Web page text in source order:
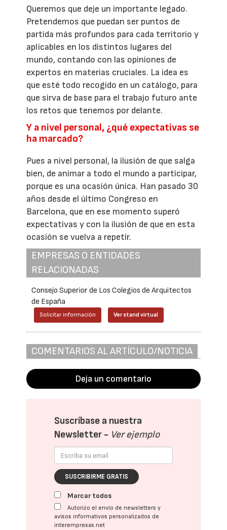
Queremos que deje un importante legado.
Pretendemos que puedan ser puntos de
partida más profundos para cada territorio y
aplicables en los distintos lugares del
mundo, contando con las opiniones de
expertos en materias cruciales. La idea es
que esté todo recogido en un catálogo, para
que sirva de base para el trabajo futuro ante
los retos que tenemos por delante.
Y a nivel personal, ¿qué expectativas se
ha marcado?
Pues a nivel personal, la ilusión de que salga
bien, de animar a todo el mundo a participar,
porque es una ocasión única. Han pasado 30
años desde el último Congreso en
Barcelona, que en ese momento superó
expectativas y con la ilusión de que en esta
ocasión se vuelva a repetir.
EMPRESAS O ENTIDADES
RELACIONADAS
Consejo Superior de Los Colegios de Arquitectos
de España
Solicitar información Ver stand virtual
COMENTARIOS AL ARTÍCULO/NOTICIA
Deja un comentario
Suscríbase a nuestra
Newsletter - Ver ejemplo
SUSCRIBIRME GRATIS
Marcar todos
Autorizo el envío de newsletters y
avisos informativos personalizados de
interempresas.net